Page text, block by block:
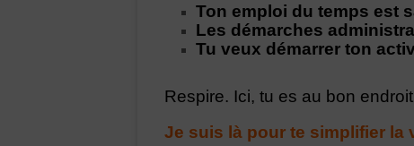
Ton emploi du temps est
Les démarches
Tu veux démarrer ton
Respire. Ici, tu es au bon
Je suis là pour te simplifier la